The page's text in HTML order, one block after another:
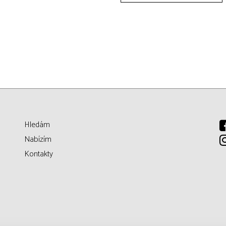
Hledám
Nabízím
Kontakty